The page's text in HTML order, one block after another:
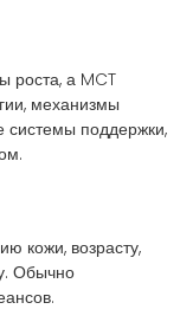
роста, а MCT
механизмы
системы поддержки,
кожи, возрасту,
Обычно